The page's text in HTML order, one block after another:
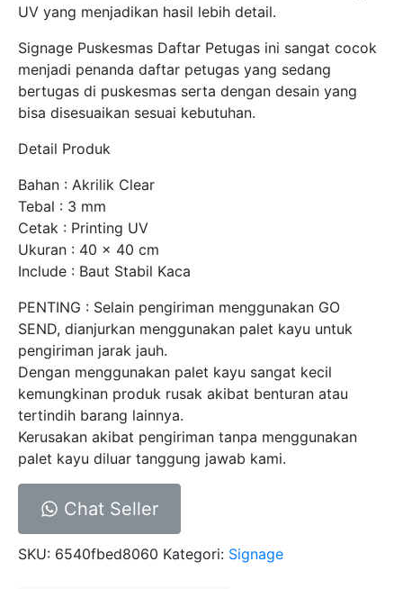
UV yang menjadikan hasil lebih detail.
Signage Puskesmas Daftar Petugas ini sangat cocok
menjadi penanda daftar petugas yang sedang
bertugas di puskesmas serta dengan desain yang
bisa disesuaikan sesuai kebutuhan.
Detail Produk
Bahan : Akrilik Clear
Tebal : 3 mm
Cetak : Printing UV
Ukuran : 40 x 40 cm
Include : Baut Stabil Kaca
PENTING : Selain pengiriman menggunakan GO
SEND, dianjurkan menggunakan palet kayu untuk
pengiriman jarak jauh.
Dengan menggunakan palet kayu sangat kecil
kemungkinan produk rusak akibat benturan atau
tertindih barang lainnya.
Kerusakan akibat pengiriman tanpa menggunakan
palet kayu diluar tanggung jawab kami.
Chat Seller
SKU: 6540fbed8060 Kategori: Signage